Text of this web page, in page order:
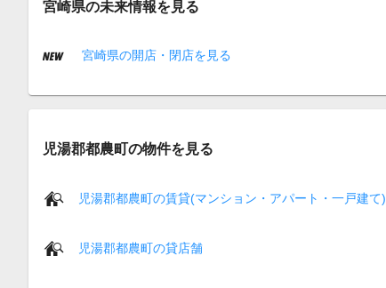
宮崎県の未来情報を見る
宮崎県の開店・閉店を見る
児湯郡都農町の物件を見る
児湯郡都農町の賃貸(マンション・アパート・一戸建て)
児湯郡都農町の貸店舗